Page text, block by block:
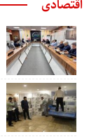
اقتصادی